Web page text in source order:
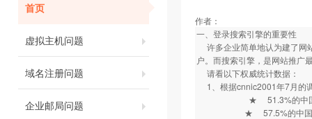
首页
虚拟主机问题
域名注册问题
企业邮局问题
作者：
一、登录搜索引擎的重要性
许多企业简单地认为建了网
户。而搜索引擎，是网站推广
请看以下权威统计数据
1、根据cnnic2001年7月的
★ 51.3%的中国互联
★ 57.5%的中国互联